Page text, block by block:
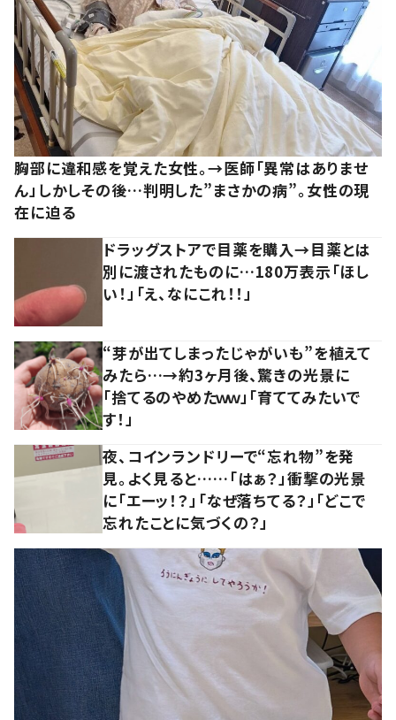
胸部に違和感を覚えた女性。→医師「異常はありませ
ん」しかしその後…判明した”まさかの病”。女性の現
在に迫る
ドラッグストアで目薬を購入→目薬とは
別に渡されたものに…180万表示「ほし
い！」「え、なにこれ！！」
“芽が出てしまったじゃがいも”を植えて
みたら…→約3ヶ月後、驚きの光景に
「捨てるのやめたｗｗ」「育ててみたいで
す！」
夜、コインランドリーで“忘れ物”を発
見。よく見ると……「はぁ？」衝撃の光景
に「エーッ！？」「なぜ落ちてる？」「どこで
忘れたことに気づくの？」